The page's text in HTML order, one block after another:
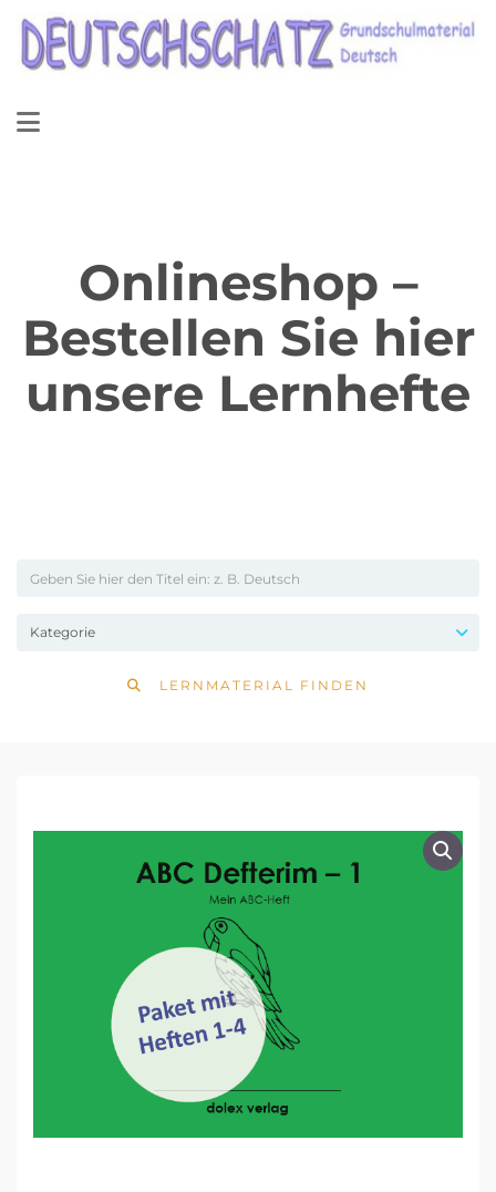
Onlineshop –
Bestellen Sie hier
unsere Lernhefte
LERNMATERIAL FINDEN